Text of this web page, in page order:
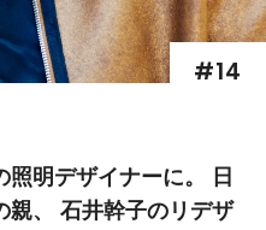
#14
明デザイナーに。
日
、
石井幹子のリデザ